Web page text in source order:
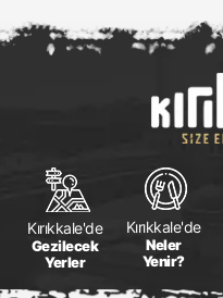
Kırıkkale'de
Gezilecek
Yerler
Kırıkkale'de
Neler
Yenir?